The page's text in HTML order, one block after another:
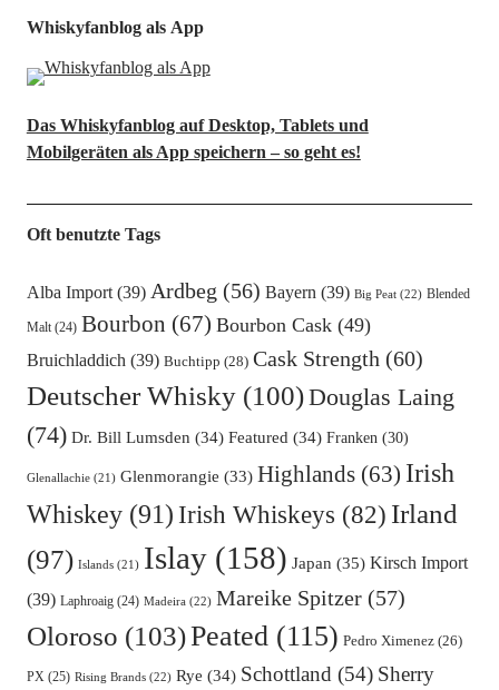
Whiskyfanblog als App
Das Whiskyfanblog auf Desktop, Tablets und
Mobilgeräten als App speichern – so geht es!
Oft benutzte Tags
Alba Import(39) Ardbeg (56) Bayern(39) Big Peat(22) Blended
Malt(24) Bourbon (67) Bourbon Cask(49)
Bruichladdich(39) Buchtipp (28) Cask Strength (60)
Deutscher Whisky(100)Douglas Laing
(74) Dr. Bill Lumsden (34) Featured (34) Franken(30)
Glenallachie(21) Glenmorangie (33) Highlands(63) Irish
Whiskey(91) Irish Whiskeys (82) Irland
(97) Islands(21) Islay(158) Japan (35) Kirsch Import
(39) Laphroaig(24) Madeira(22) Mareike Spitzer(57)
Oloroso (103)Peated(115) Pedro Ximenez(26)
PX(25) Rising Brands(22) Rye (34) Schottland (54) Sherry